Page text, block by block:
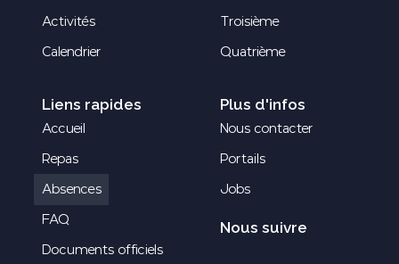
Activités
Calendrier
Troisième
Quatrième
Liens rapides
Accueil
Repas
Absences
FAQ
Documents officiels
Plus d'infos
Nous contacter
Portails
Jobs
Nous suivre